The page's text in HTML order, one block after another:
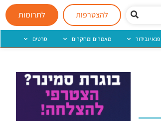
להצטרפות לתרומות
פנאי ובידור מאמרים ומחקרים סרטים